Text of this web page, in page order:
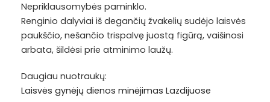
Nepriklausomybės paminklo.
Renginio dalyviai iš degančių žvakelių sudėjo laisvės
paukščio, nešančio trispalvę juostą figūrą, vaišinosi
arbata, šildėsi prie atminimo laužų.
Daugiau nuotraukų:
Laisvės gynėjų dienos minėjimas Lazdijuose